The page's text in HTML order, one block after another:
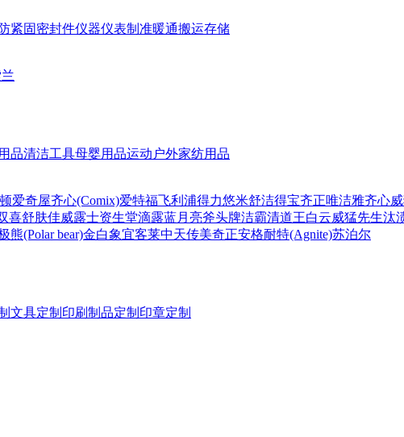
紧固密封件仪器仪表制准暖通搬运存储
品清洁工具母婴用品运动户外家纺用品
爱奇屋齐心(Comix)爱特福飞利浦得力悠米舒洁得宝齐正唯洁雅齐心
喜舒肤佳威露士资生堂滴露蓝月亮斧头牌洁霸清道王白云威猛先生汰
熊(Polar bear)金白象宜客莱中天传美奇正安格耐特(Agnite)苏泊尔
文具定制 印刷制品定制 印章定制